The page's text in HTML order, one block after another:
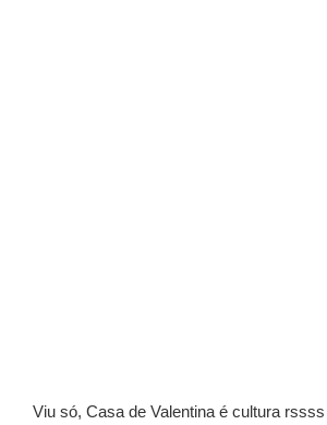
Viu só, Casa de Valentina é cultura